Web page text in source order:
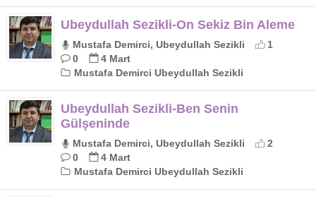
Ubeydullah Sezikli-On Sekiz Bin Aleme
Mustafa Demirci, Ubeydullah Sezikli
1
0
4 Mart
Mustafa Demirci Ubeydullah Sezikli
Ubeydullah Sezikli-Ben Senin
Gülşeninde
Mustafa Demirci, Ubeydullah Sezikli
2
0
4 Mart
Mustafa Demirci Ubeydullah Sezikli